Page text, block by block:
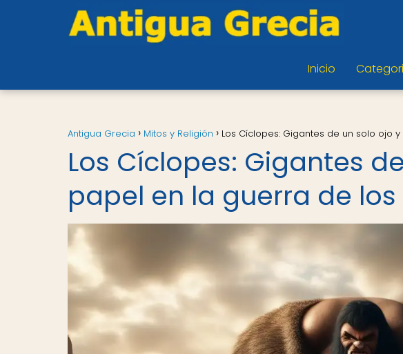
Inicio
Antigua Grecia Mitos y Religión Los Cíclopes: Gigantes de un solo ojo
Los Cíclopes: Gigantes
papel en la guerra de los